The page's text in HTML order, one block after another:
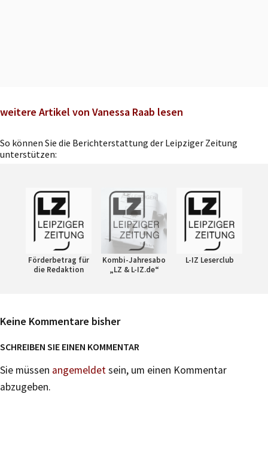
weitere Artikel von Vanessa Raab lesen
So können Sie die Berichterstattung der Leipziger Zeitung
unterstützen:
Förderbetrag für
die Redaktion
Kombi-Jahresabo
„LZ & L-IZ.de“
L-IZ Leserclub
Keine Kommentare bisher
SCHREIBEN SIE EINEN KOMMENTAR
Sie müssen angemeldetsein, um einen Kommentar
abzugeben.